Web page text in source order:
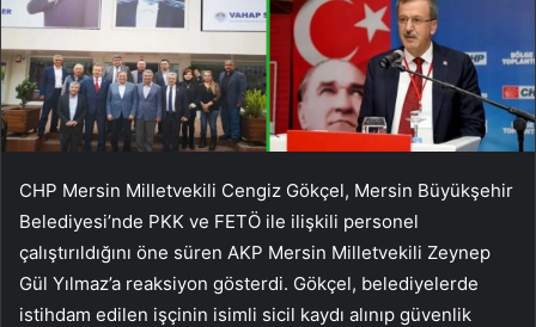
CHP Mersin Milletvekili Cengiz Gökçel, Mersin Büyükşehir
Belediyesi’nde PKK ve FETÖ ile ilişkili personel
çalıştırıldığını öne süren AKP Mersin Milletvekili Zeynep
Gül Yılmaz’a reaksiyon gösterdi. Gökçel, belediyelerde
istihdam edilen işçinin isimli sicil kaydı alınıp güvenlik